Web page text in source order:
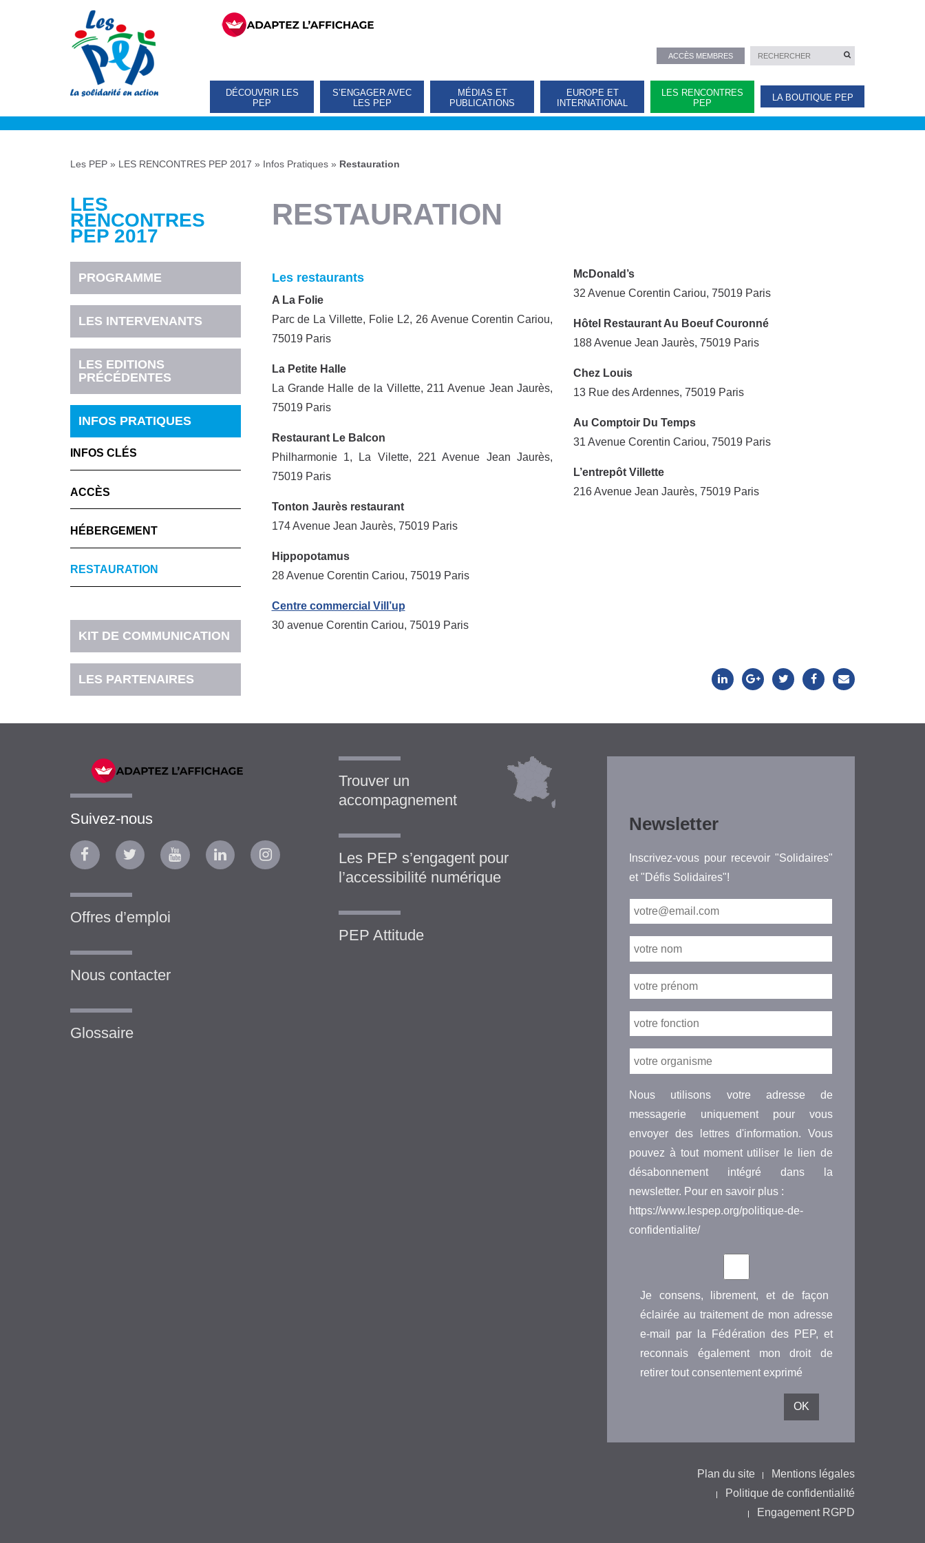
ACCÈS MEMBRES
DÉCOUVRIR LES
PEP
S’ENGAGER AVEC
LES PEP
MÉDIAS ET
PUBLICATIONS
EUROPE ET
INTERNATIONAL
LES RENCONTRES
PEP
LA BOUTIQUE PEP
Les PEP » LES RENCONTRES PEP 2017 » Infos Pratiques » Restauration
LES
RENCONTRES
PEP 2017
PROGRAMME
LES INTERVENANTS
LES EDITIONS
PRÉCÉDENTES
INFOS PRATIQUES
INFOS CLÉS
ACCÈS
HÉBERGEMENT
RESTAURATION
KIT DE COMMUNICATION
LES PARTENAIRES
RESTAURATION
Les restaurants
A La Folie
Parc de La Villette, Folie L2, 26 Avenue Corentin Cariou,
75019 Paris
La Petite Halle
La Grande Halle de la Villette, 211 Avenue Jean Jaurès,
75019 Paris
Restaurant Le Balcon
Philharmonie 1, La Vilette, 221 Avenue Jean Jaurès,
75019 Paris
Tonton Jaurès restaurant
174 Avenue Jean Jaurès, 75019 Paris
Hippopotamus
28 Avenue Corentin Cariou, 75019 Paris
Centre commercial Vill’up
30 avenue Corentin Cariou, 75019 Paris
McDonald’s
32 Avenue Corentin Cariou, 75019 Paris
Hôtel Restaurant Au Boeuf Couronné
188 Avenue Jean Jaurès, 75019 Paris
Chez Louis
13 Rue des Ardennes, 75019 Paris
Au Comptoir Du Temps
31 Avenue Corentin Cariou, 75019 Paris
L’entrepôt Villette
216 Avenue Jean Jaurès, 75019 Paris
Suivez-nous
Offres d’emploi
Nous contacter
Glossaire
Trouver un
accompagnement
Les PEP s’engagent pour
l’accessibilité numérique
PEP Attitude
Newsletter
Inscrivez-vous pour recevoir "Solidaires"
et "Défis Solidaires"!
Nous utilisons votre adresse de
messagerie uniquement pour vous
envoyer des lettres d'information. Vous
pouvez à tout moment utiliser le lien de
désabonnement intégré dans la
newsletter. Pour en savoir plus :
https://www.lespep.org/politique-de-
confidentialite/
Je consens, librement, et de façon
éclairée au traitement de mon adresse
e-mail par la Fédération des PEP, et
reconnais également mon droit de
retirer tout consentement exprimé
Plan du site
Mentions légales
Politique de confidentialité
Engagement RGPD